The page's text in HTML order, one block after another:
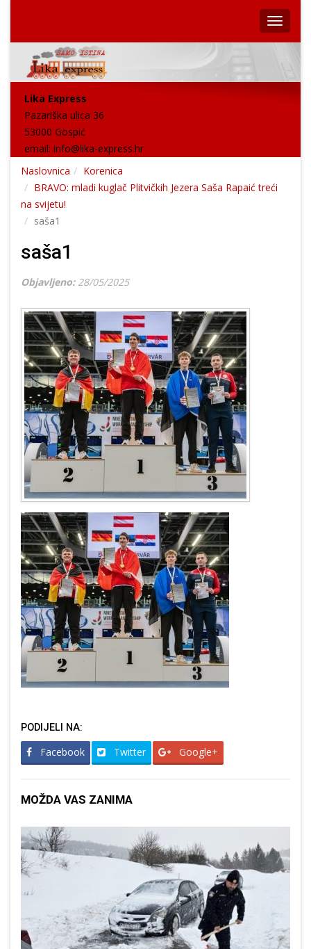
Lika Express
Pazariška ulica 36
53000 Gospić
email: info@lika-express.hr
Naslovnica
Korenica
BRAVO: mladi kuglač Plitvičkih Jezera Saša Rapaić treći
na svijetu!
saša1
saša1
Objavljeno: 28/05/2025
PODIJELI NA:
Facebook Twitter Google+
MOŽDA VAS ZANIMA